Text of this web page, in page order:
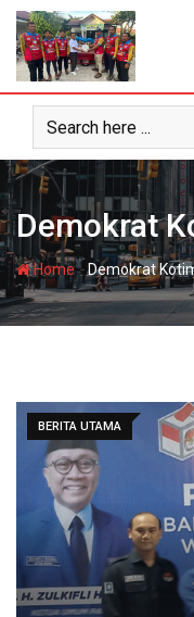
Skip
content
Demokrat
Home-Demokrat
BERITA UTAMA